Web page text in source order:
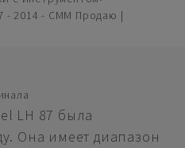
2014 - CMM Продаю |
LH 87 была
Она имеет диапазон